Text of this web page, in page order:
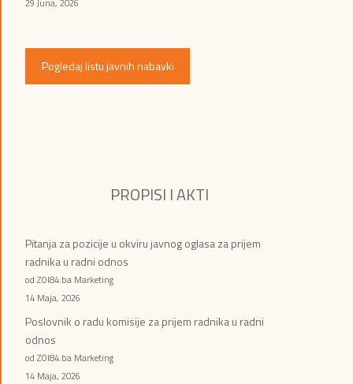
Pogledaj listu javnih nabavki
PROPISI I AKTI
Pitanja za pozicije u okviru javnog oglasa za prijem
radnika u radni odnos
od ZOI84.ba Marketing
14 Maja, 2026
Poslovnik o radu komisije za prijem radnika u radni
odnos
od ZOI84.ba Marketing
14 Maja, 2026